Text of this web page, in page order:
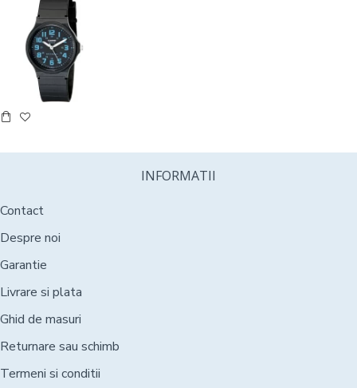
INFORMATII
Contact
Despre noi
Garantie
Livrare si plata
Ghid de masuri
Returnare sau schimb
Termeni si conditii